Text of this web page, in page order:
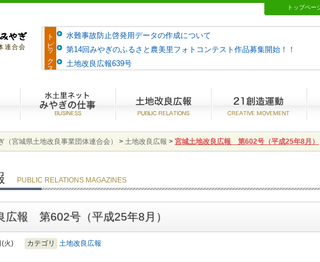
連合会 トピックス
水難事故防止啓発用データの作成について
第14回みやぎのふるさと農美里フォトコンテスト作品募集開始！！
土地改良広報639号
トップペー
水土里ネットみやぎとは？
（宮城県土地改良事業団体連合会） > 土地改良広報 > 宮城土地改良広報 第602号（平成25年8月）
PUBLIC RELATIONS MAGAZINES
広報 第602号（平成25年8月）
(火) カテゴリ 土地改良広報